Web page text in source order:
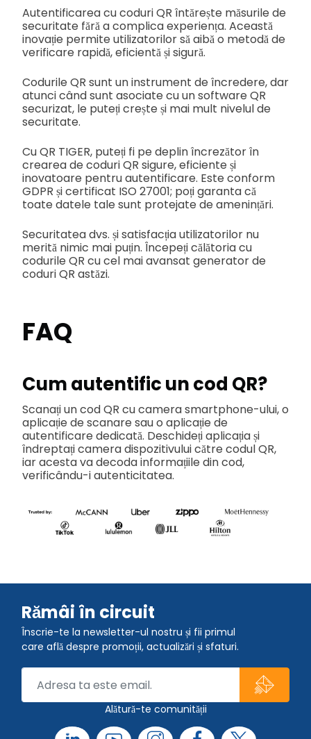
Autentificarea cu coduri QR întărește măsurile de
securitate fără a complica experiența. Această
inovație permite utilizatorilor să aibă o metodă de
verificare rapidă, eficientă și sigură.
Codurile QR sunt un instrument de încredere, dar
atunci când sunt asociate cu un software QR
securizat, le puteți crește și mai mult nivelul de
securitate.
Cu QR TIGER, puteți fi pe deplin încrezător în
crearea de coduri QR sigure, eficiente și
inovatoare pentru autentificare. Este conform
GDPR și certificat ISO 27001; poți garanta că
toate datele tale sunt protejate de amenințări.
Securitatea dvs. și satisfacția utilizatorilor nu
merită nimic mai puțin. Începeți călătoria cu
codurile QR cu cel mai avansat generator de
coduri QR astăzi.
FAQ
Cum autentific un cod QR?
Scanați un cod QR cu camera smartphone-ului, o
aplicație de scanare sau o aplicație de
autentificare dedicată. Deschideți aplicația și
îndreptați camera dispozitivului către codul QR,
iar acesta va decoda informațiile din cod,
verificându-i autenticitatea.
Rămâi în circuit
Înscrie-te la newsletter-ul nostru și fii primul
care află despre promoții, actualizări și sfaturi.
Alătură-te comunității